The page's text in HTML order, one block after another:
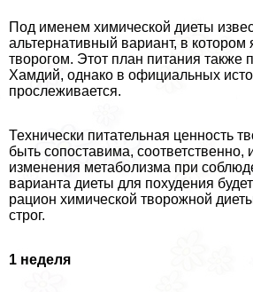
Под именем химической диеты
альтернативный вариант, в котором
творогом. Этот план питания также
Хамдий, однако в официальных
прослеживается.
Технически питательная ценность
быть сопоставима,
изменения метаболизма при
варианта диеты для похудения
рацион химической творожной
строг.
1 неделя